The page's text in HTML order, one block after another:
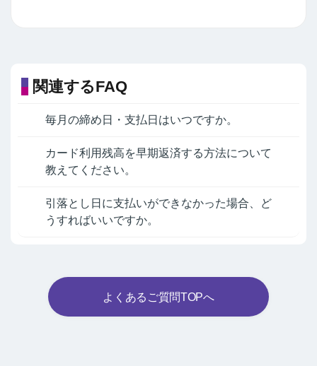
関連するFAQ
毎月の締め日・支払日はいつですか。
カード利用残高を早期返済する方法について
教えてください。
引落とし日に支払いができなかった場合、ど
うすればいいですか。
よくあるご質問TOPへ